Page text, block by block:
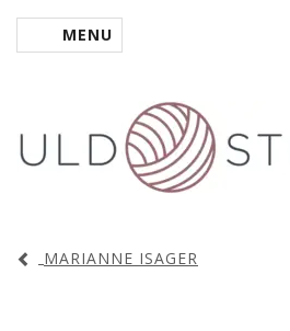
TOGGLE NAVIGATION
MENU
MARIANNE ISAGER